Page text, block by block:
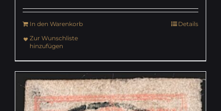
In den Warenkorb
Details
Zur Wunschliste
hinzufügen